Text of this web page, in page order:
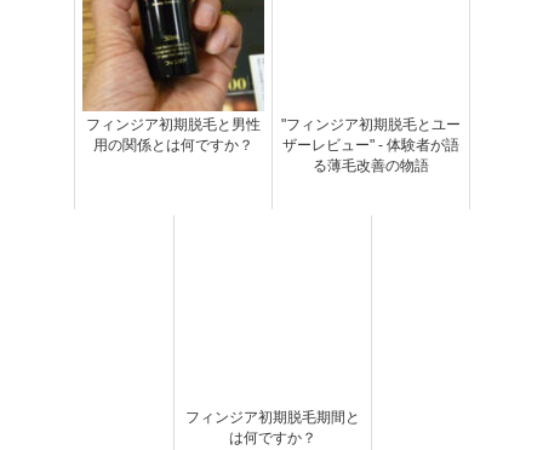
フィンジア初期脱毛と男性
用の関係とは何ですか？
"フィンジア初期脱毛とユー
ザーレビュー" - 体験者が語
る薄毛改善の物語
フィンジア初期脱毛期間と
は何ですか？